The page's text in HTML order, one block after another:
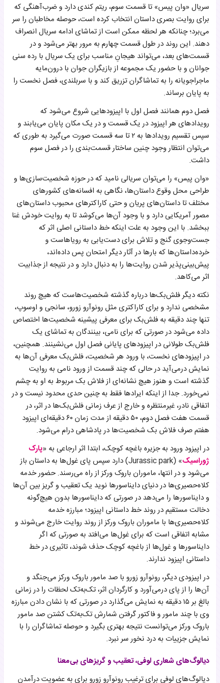
سریال «وان پیس» تا قسمت سوم، ریتم کندی دارد و ضرب‌آهنگی که
برای روایت بصری داستان انتخاب کرده است، حوصله مخاطبان را سر
می‌برد؛ چنانکه هر لحظه ممکن است از تماشای ادامه سریال انصراف
دهند. این روند در طول قسمت چهارم به مرور بهتر می‌شود و در
قسمت‌های بعد، می‌تواند هیجانِ مناسب برای یک سریال با رده سنی
جوانان و با حضور یک مجموعه از بازیگران جوان با درون‌مایه
ماجراجویانه را به تماشاگران تزریق کند و با سربلندی، فصل نخست را
به پایان برساند.
فصل دوم همانند فصل اول با اپیزودهایی شروع می‌شود که
رویدادهای هر اپیزود در یک قسمت و در یک مکان پایان می‌یابند و
سپس تقسیم رویدادها به ۲ تا سه قسمت صورت می‌گیرد به طوری که
می‌توان انتظار وجود چنین ساختار قسمت‌بندی را در فصل سوم
داشت.
«وان پیس» را می‌توان سریالی نامید که در حوزه شخصیت‌سازی‌ها و
طراحی محل وقوع داستان‌ها، نگاهی به افسانه‌های کشورهای
مختلف تا داستان‌های پریان و حتی کاراکترهای محبوب داستان‌های
مصور آمریکایی دارد و با وجود آن‌ها می‌کوشد تا به روایت خودش غنا
ببخشد. با این وجود به علت اینکه خط داستانی اصلی اثر که
جست‌وجوی گنج و تلاش برای دست‌یابی به رویاهاست و
خرده‌داستان‌ها که بارها در آثار دیگر امتحان پس داده‌اند،
پیش‌بینی‌پذیر شدن روایت‌ها را به دنبال دارد و در نتیجه از جذابیت
اثر می‌کاهد.
نکته دیگر فلش‌بک‌ها درباره گذشته شخصیت‌هاست که هیچ روند
مشخصی ندارد و برای کاراکتری مثل رونوآرو زورو، سانجی و اوسوپ،
تنها چند دقیقه به فلش‌بک برای معرفی پیشینه شخصیت‌ها اختصاص
داده می‌شود در صورتی که برای نامی، بینندگان به تماشای یک
فلش‌بک طولانی در اپیزودهای پایانی فصل اول می‌نشینند. همچنین،
در اپیزودهای نخست، با ورود هر شخصیت، فلش‌بک معرفی آن‌ها به
نمایش درمی‌آید در حالی که چند قسمت از ورود نامی به روایت
گذشته است و هنوز هیچ نشانه‌ای از فلاش بک مربوط به او به چشم
نمی‌خورد. جدا از اینکه ایرادها فقط به چنین حدی محدود نیست و در
اتفاقی نادر، غیرمنتظره و خارج از عرف زمانی فلش‌بک‌ها در اثر، در
قسمت هفت فصل دوم، ۵۰ دقیقه از مدت زمان ۶۰ دقیقه‌ای اپیزود
هفتم صرف فلاش بک شخصیت‌ها در پادشاهی درام می‌شود.
در اپیزود ورود به جزیره باغچه کوچک، ابتدا اثر ارجاعی به «پارک
ژوراسیک
» (Jurassic park) دارد سپس پای غول‌ها به داستان باز
می‌شود و در انتها، ماموران باروک ورکز از راه می‌رسند. حضور خدمه
کلاه‌حصیری‌ها در دنیای دایناسورها نوید یک تعقیب و گریز بین آن‌ها
و دایناسورها را می‌دهد در صورتی که دایناسورها بدون هیچ‌گونه
دخالت مستقیم در روند خط داستانی اپیزود؛ مبارزه خدمه
کلاه‌حصیری‌ها با ماموران باروک ورکز از روند روایت خارج می‌شوند و
مشابه اتفاقی است که برای غول‌ها می‌افتد به صورتی که اگر
دایناسورها و غول‌ها از باغچه کوچک حذف شوند، تاثیری در خط
داستانی اپیزود ندارند.
در اپیزودی دیگر، رونوآرو زورو با صد مامور باروک ورکز می‌جنگد و
آن‌ها را از پای درمی‌آورد و کارگردان اثر، تک‌به‌تک لحظات را در زمانی
بالغ بر ۱۵ دقیقه به نمایش می‌گذارد در صورتی که با نشان دادن مبارزه
وی با چند مامور و فاکتور گرفتن شمارش تک‌به‌تک کشتن صد مامور
باروک ورکز می‌توانست نتیجه بهتری بگیرد و حوصله تماشاگران را با
نمایش جزییات به درد نخور سر نبرد.
دیالوگ‌های شعاری لوفی، تعقیب و گریزهای بی‌معنا
دیالوگ‌های لوفی برای ترغیب رونوآرو زورو برای به عضویت درآمدن